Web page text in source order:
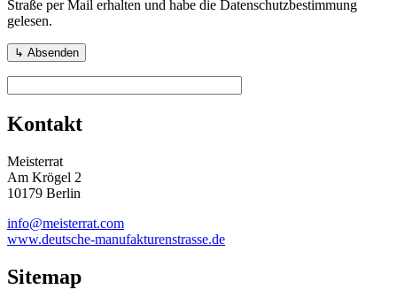
Straße per Mail erhalten und habe die Datenschutzbestimmung
gelesen.
Kontakt
Meisterrat
Am Krögel 2
10179 Berlin
info@meisterrat.com
www.deutsche-manufakturenstrasse.de
Sitemap